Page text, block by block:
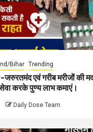
Bihar Trending
एवं गरीब मरीजों की
सेवा करके पुण्य लाभ कमाएं।
Daily Dose Team